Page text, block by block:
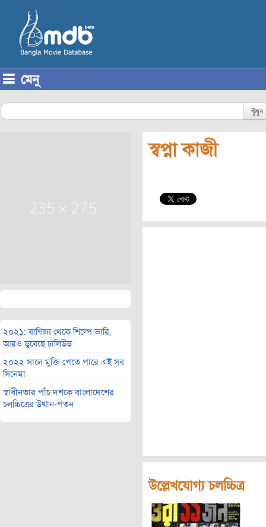
মেনু
খুঁজুন
২০২১: বাণিজ্য থেকে শিল্পে ভারি,
আরও ডুবেছে ঢালিউড
২০২২ সালে মুক্তি পেতে পারে এই সব
সিনেমা
স্বাধীনতার পাঁচ দশকে বাংলাদেশের
চলচ্চিত্রের উত্থান-পতন
স্বপ্না কাজী
উল্লেখযোগ্য চলচ্চিত্র